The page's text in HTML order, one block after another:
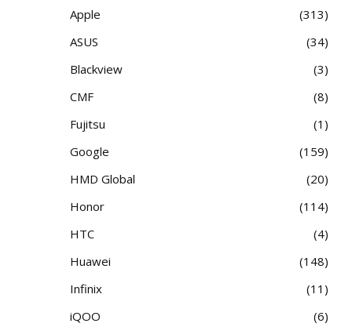
Apple
313
ASUS
34
Blackview
3
CMF
8
Fujitsu
1
Google
159
HMD Global
20
Honor
114
HTC
4
Huawei
148
Infinix
11
iQOO
6